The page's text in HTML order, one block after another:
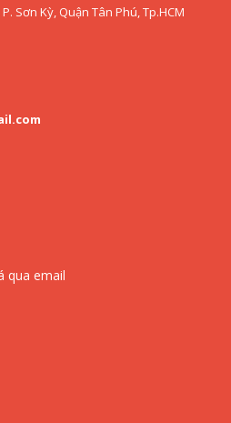
Sơn Kỳ, Quận Tân Phú, Tp.HCM
qua email